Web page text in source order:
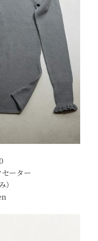
ーター
）